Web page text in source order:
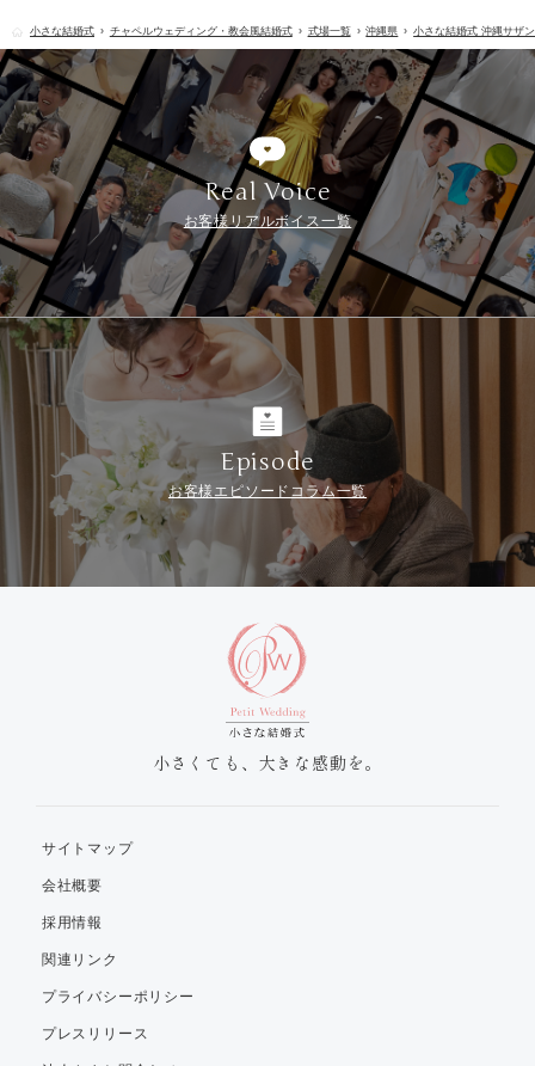
小さな結婚式 チャペルウェディング・教会風結婚式 式場一覧 沖縄県 小さな結婚式 沖縄サザ
Real Voice
お客様リアルボイス一覧
Episode
お客様エピソードコラム一覧
小さくても、大きな感動を。
サイトマップ
会社概要
採用情報
関連リンク
プライバシーポリシー
プレスリリース